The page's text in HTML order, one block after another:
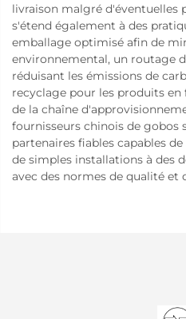
livraison malgré d'éventuelles
s'étend également à des
emballage optimisé afin de
environnemental, un routage
réduisant les émissions de
recyclage pour les produits en
de la chaîne
fournisseurs chinois de gobos
partenaires fiables capables
de simples installations à des
avec des normes de qualité et